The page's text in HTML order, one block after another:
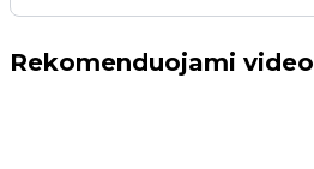
Rekomenduojami video